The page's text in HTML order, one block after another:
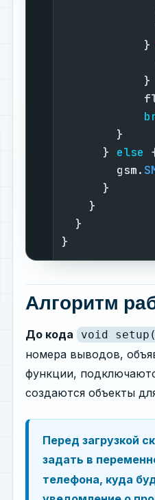
            }
      }
else
        gsm.
Алгоритм
До кода void
номера выводов,
функции,
создаются объекты
Перед загрузкой
задать в
телефона, куда